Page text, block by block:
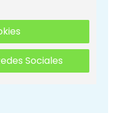
Sociales